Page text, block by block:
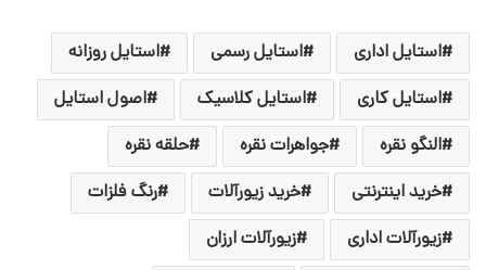
استایل اداری استایل رسمی
استایل روزانه
استایل کاری
استایل کلاسیک
اصول استایل
النگو نقره
جواهرات نقره
حلقه نقره
خرید اینترنتی
خرید زیورآلات
رنگ فلزات
زیورآلات اداری
زیورآلات ارزان